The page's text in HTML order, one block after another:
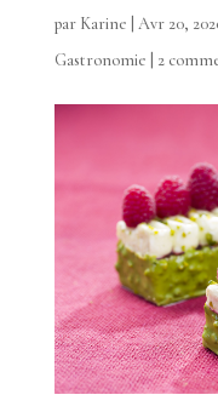
par Karine Avr 20,
Gastronomie
2